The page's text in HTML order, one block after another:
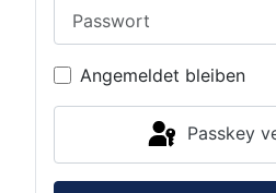
Angemeldet bleiben
Passkey